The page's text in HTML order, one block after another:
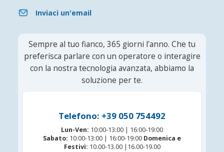
Inviaci un'email
Sempre al tuo fianco, 365 giorni l'anno. Che tu
preferisca parlare con un operatore o interagire
con la nostra tecnologia avanzata, abbiamo la
soluzione per te.
Telefono: +39 050 754492
Lun-Ven: 10:00-13:00 | 16:00-19:00
Sabato: 10:00-13:00 | 16:00-19:00 Domenica e
Festivi: 10.00-13.00 |16.00-19.00